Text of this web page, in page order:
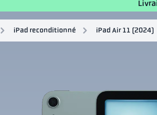
iPad reconditionné iPad Air 11 (2024)